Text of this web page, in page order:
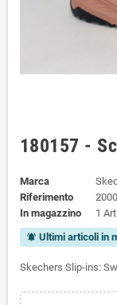
180157 -
Marca
Riferimento
In magazzino
1
notifications_active Ultimi articoli in
Skechers Slip-ins: